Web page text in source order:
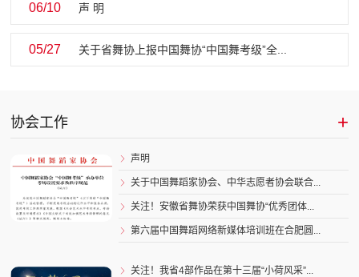
06/10 声 明
05/27 关于省舞协上报中国舞协“中国舞考级”全...
协会工作 +
 声明
 关于中国舞蹈家协会、中华志愿者协会联合...
 关注！安徽省舞协荣获中国舞协“优秀团体...
 第六届中国舞蹈网络新媒体培训班在合肥圆...
 关注！我省4部作品在第十三届“小荷风采”...